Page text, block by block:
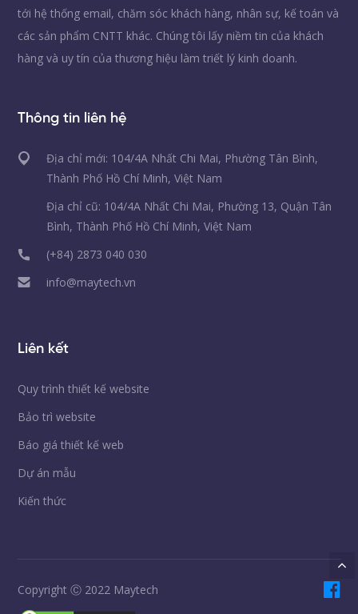
tới hệ thống email, chăm sóc khách hàng, nhân sự, kế toán và
các sản phẩm CNTT khác. Chúng tôi lấy niềm tin của khách
hàng và uy tín của thương hiệu làm triết lý kinh doanh.
Thông tin liên hệ
Địa chỉ mới: 104/4A Nhất Chi Mai, Phường Tân Bình,
Thành Phố Hồ Chí Minh, Việt Nam
Địa chỉ cũ: 104/4A Nhất Chi Mai, Phường 13, Quận Tân
Bình, Thành Phố Hồ Chí Minh, Việt Nam
(+84) 2873 040 030
info@maytech.vn
Liên kết
Quy trình thiết kế website
Bảo trì website
Báo giá thiết kế web
Dự án mẫu
Kiến thức
Copyright Ⓒ 2022 Maytech